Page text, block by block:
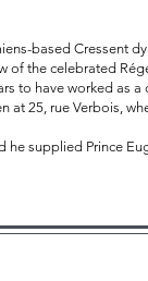
based Cressent
the celebrated
to have worked as
25, rue Verbois,
supplied Prince